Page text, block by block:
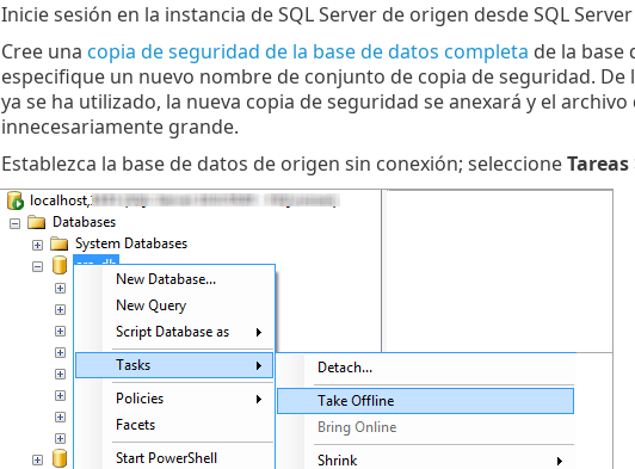
Inicie sesión en la instancia de SQL Server de origen desde SQL
Cree una copia de seguridad de la base de datos completa de la base
especifique un nuevo nombre de conjunto de copia de seguridad.
ya se ha utilizado, la nueva copia de seguridad se anexará y el
innecesariamente grande.
Establezca la base de datos de origen sin conexión; seleccioneTareas